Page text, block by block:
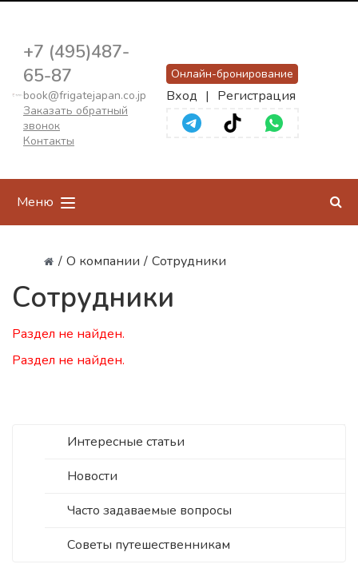
+7 (495)487-
65-87
book@frigatejapan.co.jp
Заказать обратный
звонок
Контакты
Онлайн-бронирование
Вход | Регистрация
Меню
/ О компании / Сотрудники
Сотрудники
Интересные статьи
Новости
Часто задаваемые вопросы
Советы путешественникам
Раздел не найден.
Раздел не найден.